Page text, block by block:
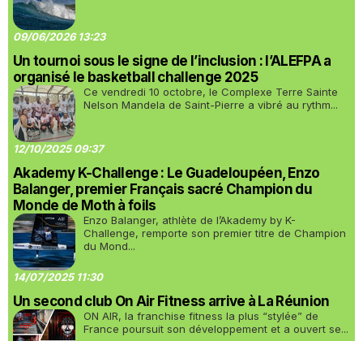
09/06/2026 13:23
Un tournoi sous le signe de l’inclusion : l’ALEFPA a
organisé le basketball challenge 2025
Ce vendredi 10 octobre, le Complexe Terre Sainte
Nelson Mandela de Saint-Pierre a vibré au rythm...
12/10/2025 09:37
Akademy K-Challenge : Le Guadeloupéen, Enzo
Balanger, premier Français sacré Champion du
Monde de Moth à foils
Enzo Balanger, athlète de l’Akademy by K-
Challenge, remporte son premier titre de Champion
du Mond...
14/07/2025 11:30
Un second club On Air Fitness arrive à La Réunion
ON AIR, la franchise fitness la plus “stylée” de
France poursuit son développement et a ouvert se...